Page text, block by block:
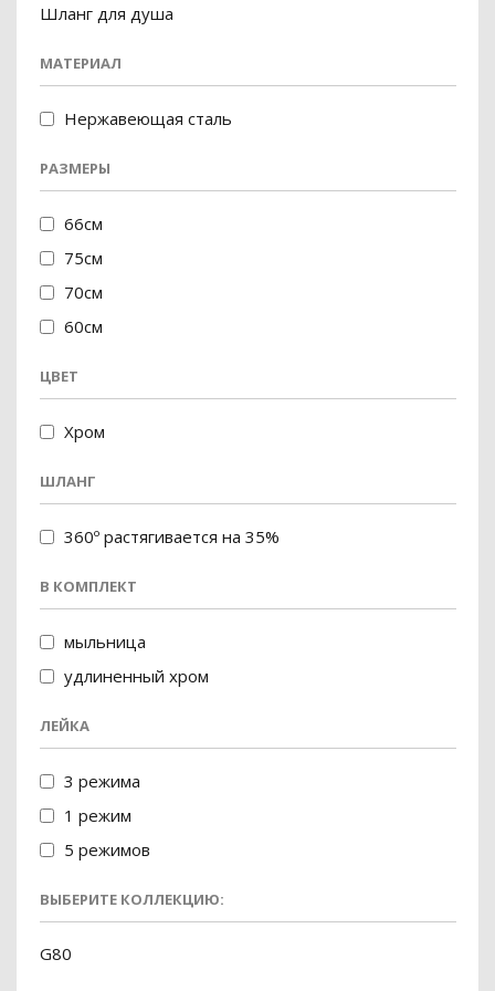
Шланг для душа
МАТЕРИАЛ
Нержавеющая сталь
РАЗМЕРЫ
66см
75см
70см
60см
ЦВЕТ
Хром
ШЛАНГ
360º растягивается на 35%
В КОМПЛЕКТ
мыльница
удлиненный хром
ЛЕЙКА
3 режима
1 режим
5 режимов
ВЫБЕРИТЕ КОЛЛЕКЦИЮ:
G80